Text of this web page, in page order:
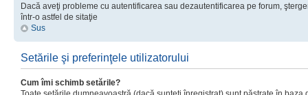
Dacă aveţi probleme cu autentificarea sau dezautentificarea pe forum,
într-o astfel de sitaţie
Sus
Setările şi preferinţele utilizatorului
Cum îmi schimb setările?